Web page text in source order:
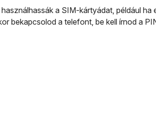
a SIM-kártyádat, például
bekapcsolod a telefont, be kell írnod a